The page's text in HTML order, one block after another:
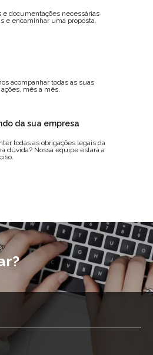
e documentações necessárias
e encaminhar uma proposta.
acompanhar todas as suas
mês a mês.
da sua empresa
todas as obrigações legais da
dúvida? Nossa equipe estará a